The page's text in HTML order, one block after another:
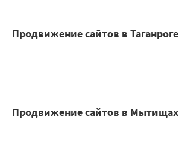
Продвижение сайтов в Таганроге
Продвижение сайтов в Мытищах